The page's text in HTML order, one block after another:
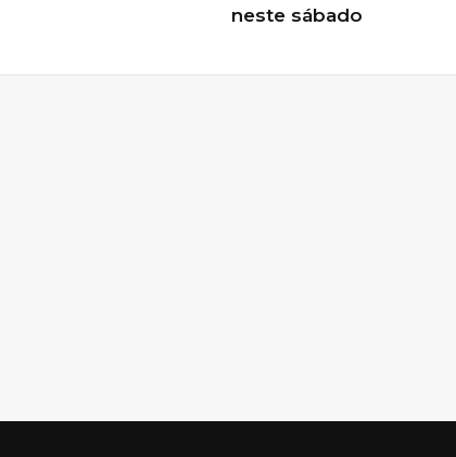
neste sábado